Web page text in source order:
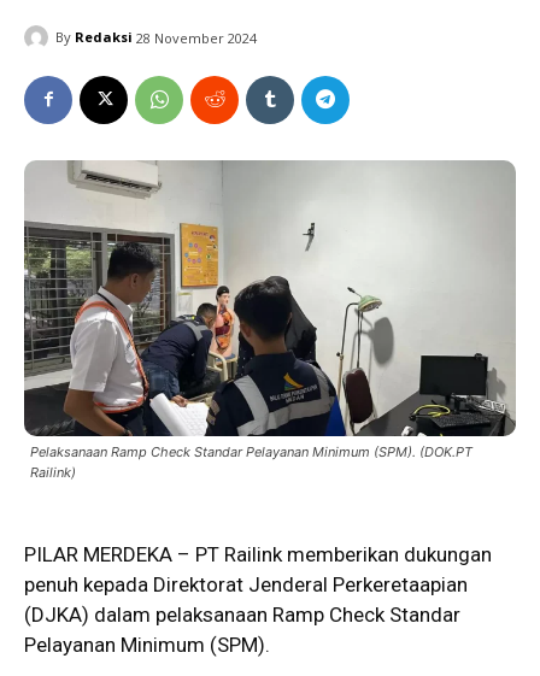
By Redaksi 28 November 2024
Pelaksanaan Ramp Check Standar Pelayanan Minimum (SPM). (DOK.PT
Railink)
PILAR MERDEKA – PT Railinkmemberikan dukungan
penuh kepada Direktorat Jenderal Perkeretaapian
(DJKA) dalam pelaksanaan Ramp Check Standar
Pelayanan Minimum (SPM).